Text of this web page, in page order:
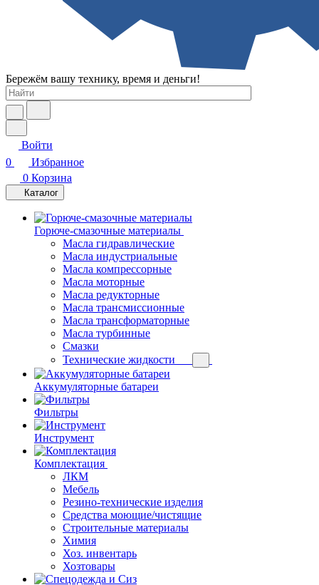
Бережём вашу технику, время и деньги!
Войти
0
Избранное
0 Корзина
Каталог
Горюче-смазочные материалы
Масла гидравлические
Масла индустриальные
Масла компрессорные
Масла моторные
Масла редукторные
Масла трансмиссионные
Масла трансформаторные
Масла турбинные
Смазки
Технические жидкости
Аккумуляторные батареи
Фильтры
Инструмент
Комплектация
ЛКМ
Мебель
Резино-технические изделия
Средства моющие/чистящие
Строительные материалы
Химия
Хоз. инвентарь
Хозтовары